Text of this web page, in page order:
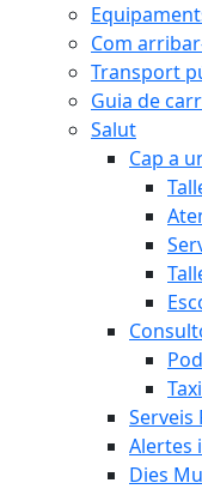
Com
Transport
Guia de
Salut
Cap a
Taxi
Serveis
Alertes
Dies